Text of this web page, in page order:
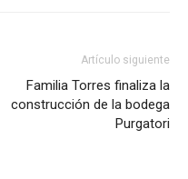
Artículo siguiente
Familia Torres finaliza la
construcción de la bodega
Purgatori